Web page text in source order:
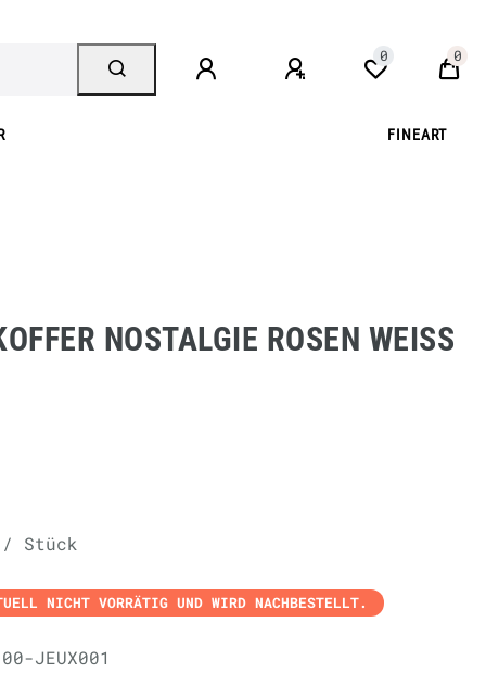
0 0
FINEART
NOSTALGIE ROSEN WEISS 1
Stück
NICHT VORRÄTIG UND WIRD NACHBESTELLT.
JEUX001